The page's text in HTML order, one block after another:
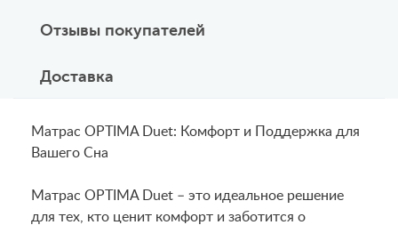
Отзывы покупателей
Доставка
Матрас OPTIMA Duet: Комфорт и Поддержка для
Вашего Сна
Матрас OPTIMA Duet – это идеальное решение
для тех, кто ценит комфорт и заботится о